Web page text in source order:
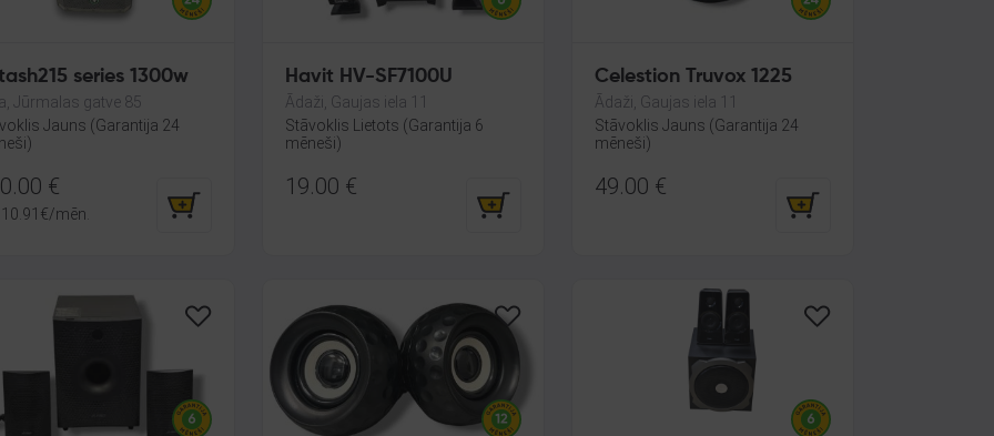
series 1300w
Jūrmalas gatve 85
Jauns (Garantija 24
€
10.91 €/mēn.
Havit HV-SF7100U
Ādaži, Gaujas iela 11
Stāvoklis Lietots (Garantija 6
mēneši)
19.00 €
Celestion Truvox 1225
Ādaži, Gaujas iela 11
Stāvoklis Jauns (Garantija 24
mēneši)
49.00 €